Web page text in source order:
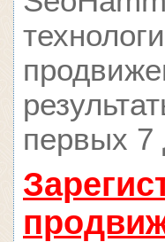
первых 7